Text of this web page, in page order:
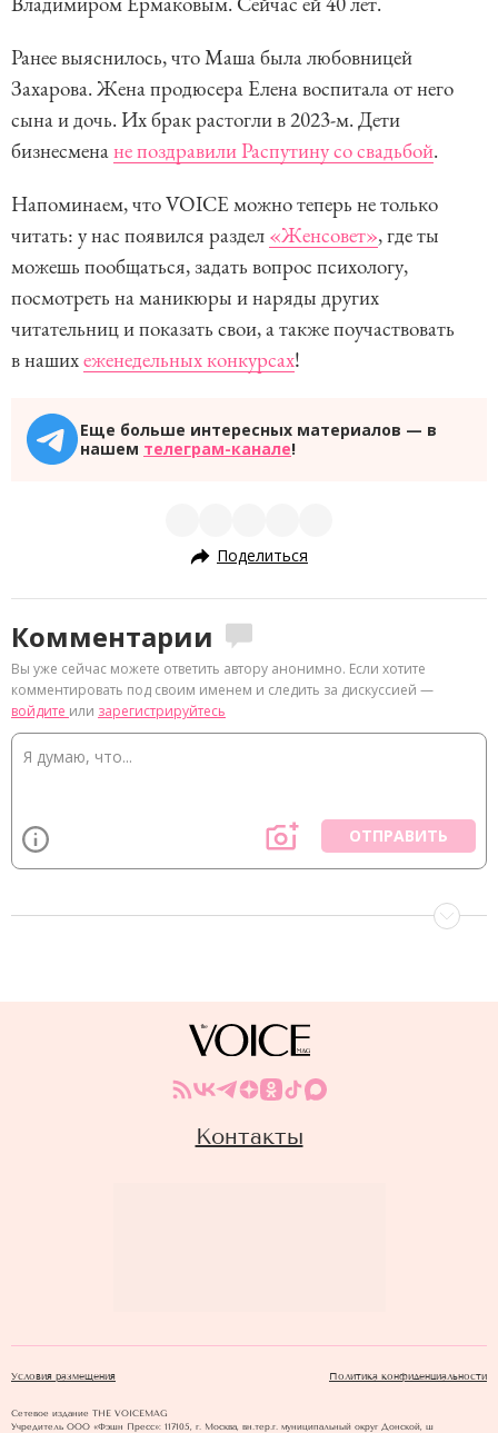
Ранее выяснилось, что Маша была любовницей
Захарова. Жена продюсера Елена воспитала от него
сына и дочь. Их брак растогли в 2023-м. Дети
бизнесменане поздравили Распутину со свадьбой.
Напоминаем, что VOICE можно теперь не только
читать: у нас появился раздел «Женсовет», где ты
можешь пообщаться, задать вопрос психологу,
посмотреть на маникюры и наряды других
читательниц и показать свои, а также поучаствовать
в нашихеженедельных конкурсах!
Еще больше интересных материалов — в
нашем телеграм-канале!
Поделиться
Комментарии
Вы уже сейчас можете ответить автору анонимно. Если хотите
комментировать под своим именем и следить за дискуссией —
войдите или зарегистрируйтесь
ОТПРАВИТЬ
Контакты
Условия размещения Политика конфиденциальности
Сетевое издание THE VOICEMAG
Учредитель ООО «Фэшн Пресс»: 117105, г. Москва, вн.тер.г. муниципальный округ Донской, ш